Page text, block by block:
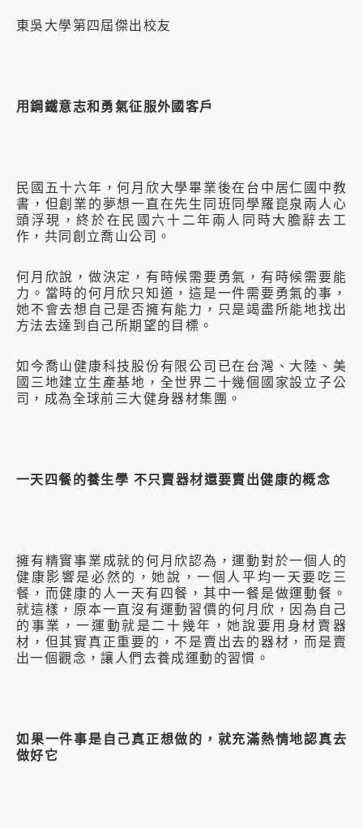
東吳大學第四屆傑出校友
用鋼鐵意志和勇氣征服外國客戶
民國五十六年，何月欣大學畢業後在台中居仁國中教
書，但創業的夢想一直在先生同班同學羅崑泉兩人心
頭浮現，終於在民國六十二年兩人同時大膽辭去工
作，共同創立喬山公司。
何月欣說，做決定，有時候需要勇氣，有時候需要能
力。當時的何月欣只知道，這是一件需要勇氣的事，
她不會去想自己是否擁有能力，只是竭盡所能地找出
方法去達到自己所期望的目標。
如今喬山健康科技股份有限公司已在台灣、大陸、美
國三地建立生產基地，全世界二十幾個國家設立子公
司，成為全球前三大健身器材集團。
一天四餐的養生學 不只賣器材還要賣出健康的概念
擁有精實事業成就的何月欣認為，運動對於一個人的
健康影響是必然的，她說，一個人平均一天要吃三
餐，而健康的人一天有四餐，其中一餐是做運動餐。
就這樣，原本一直沒有運動習價的何月欣，因為自己
的事業，一運動就 是二十幾年，她說要用身材賣器
材，但其實真正重要的，不是賣出去的器材，而是賣
出一個觀念，讓人們去養成運動的習慣。
如果一件事是自己真正想做的，就充滿熱情地認真去
做好它